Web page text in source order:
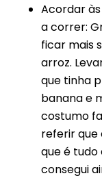
Acordar
a correr:
ficar mais
arroz.
que tinha
banana e
costumo
referir
que é
consegui